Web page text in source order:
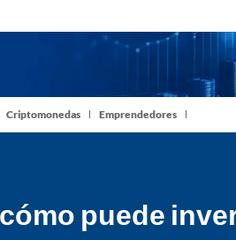
Criptomonedas Emprendedores
puede